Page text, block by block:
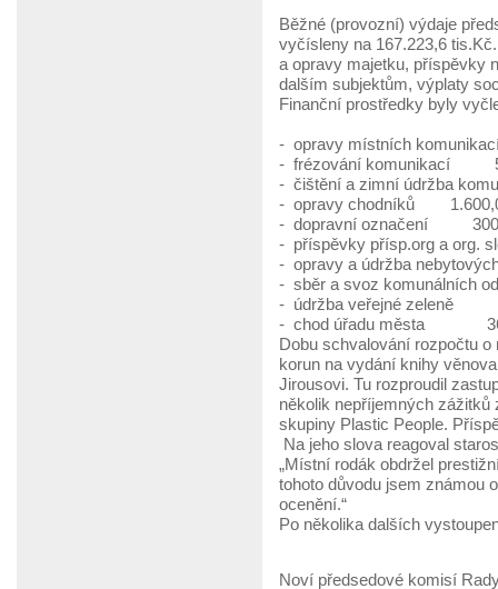
Běžné (provozní) výdaje
vyčísleny na 167.223,6
a opravy majetku, příspěvky
dalším subjektům, výplaty
Finanční prostředky byly
- opravy místních
- frézování komunikací
- čištění a zimní údržba
- opravy chodníků
- dopravní označení
- příspěvky přísp.org a
- opravy a údržba
- sběr a svoz
- údržba veřejné
- chod úřadu města
Dobu schvalování rozpočtu
korun na vydání knihy
Jirousovi. Tu rozproudil
několik nepříjemných
skupiny Plastic People.
Na jeho slova reagoval
„Místní rodák obdržel
tohoto důvodu jsem známou
ocenění.“
Po několika dalších
Noví předsedové komisí